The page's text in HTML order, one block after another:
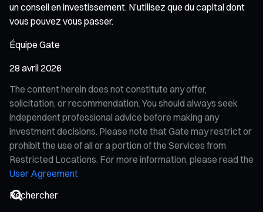
un conseil en investissement. N’utilisez que du capital dont
vous pouvez vous passer.
Équipe Gate
28 avril 2026
The content herein does not constitute any offer,
solicitation, or recommendation. You should always seek
independent professional advice before making any
investment decisions. Please note that Gate may restrict or
prohibit the use of all or a portion of the Services from
Restricted Locations. For more information, please read the
User Agreement